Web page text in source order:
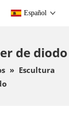
Español
de diodo
» Escultura